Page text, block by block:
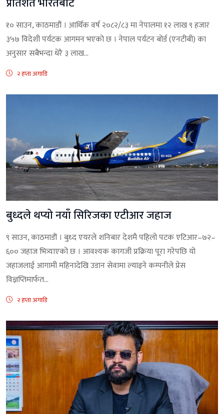
१० साउन, काठमाडौं । आर्थिक वर्ष २०८२/८३ मा नेपालमा १२ लाख ९ हजार
३५७ विदेशी पर्यटक आगमन भएको छ । नेपाल पर्यटन बोर्ड (एनटीबी) का
अनुसार सबैभन्दा धेरै ३ लाख...
२ हप्ता अगाडि
बुध्दले थप्यो नयाँ सिरिजका एटीआर जहाज
९ साउन, काठमाडाैं । बुध्द एयरले शनिबार देशमै पहिलो पटक एटिआर–७२–
६०० जहाज भित्र्याएको छ । आवश्यक कागजी प्रक्रिया पूरा गरेपछि यो
जहाजलाई आगामी महिनादेखि उडान सेवामा ल्याइने कम्पनीले प्रेस
विज्ञप्तिमार्फत...
२ हप्ता अगाडि